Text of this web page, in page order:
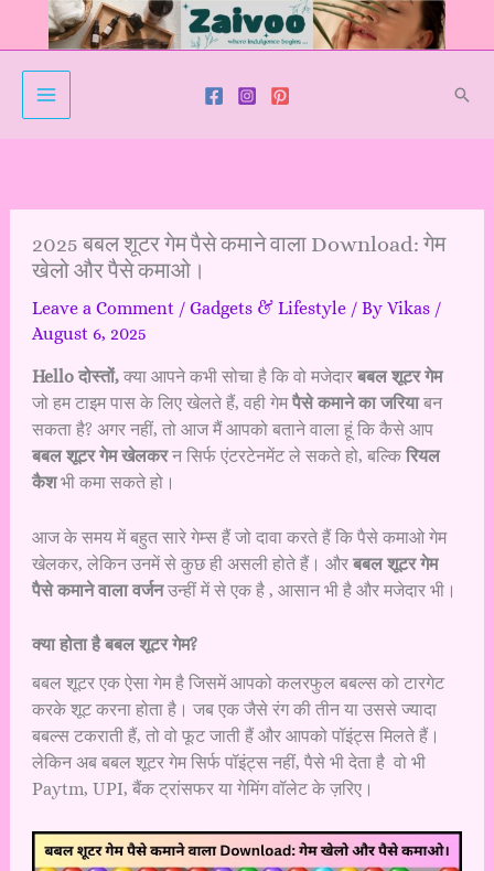
2025 बबल शूटर गेम पैसे कमाने वाला Download: गेम
खेलो और पैसे कमाओ।
Leave a Comment / Gadgets & Lifestyle/ By Vikas /
August 6, 2025
Hello दोस्तों, क्या आपने कभी सोचा है कि वो मजेदार बबल शूटर गेम
जो हम टाइम पास के लिए खेलते हैं, वही गेमपैसे कमाने का जरियाबन
सकता है? अगर नहीं, तो आज मैं आपको बताने वाला हूं कि कैसे आप
बबल शूटर गेम खेलकरन सिर्फ एंटरटेनमेंट ले सकते हो, बल्कि रियल
कैशभी कमा सकते हो।
आज के समय में बहुत सारे गेम्स हैं जो दावा करते हैं कि पैसे कमाओ गेम
खेलकर, लेकिन उनमें से कुछ ही असली होते हैं। और बबल शूटर गेम
पैसे कमाने वाला वर्जनउन्हीं में से एक है , आसान भी है और मजेदार भी।
क्या होता है बबल शूटर गेम?
बबल शूटर एक ऐसा गेम है जिसमें आपको कलरफुल बबल्स को टारगेट
करके शूट करना होता है। जब एक जैसे रंग की तीन या उससे ज्यादा
बबल्स टकराती हैं, तो वो फूट जाती हैं और आपको पॉइंट्स मिलते हैं।
लेकिन अब बबल शूटर गेम सिर्फ पॉइंट्स नहीं, पैसे भी देता है वो भी
Paytm, UPI, बैंक ट्रांसफर या गेमिंग वॉलेट के ज़रिए।